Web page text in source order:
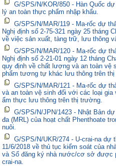
G/SPS/N/KOR/850 - Hàn Quốc
lý an toàn thực phẩm nhập khẩu.
G/SPS/N/MAR/119 - Ma-rốc dự
Nghị định số 2-75-321 ngày 25 tháng
về việc sản xuất, tàng trữ, lưu thông
G/SPS/N/MAR/120 - Ma-rốc dự
Nghị định số 2-21-01 ngày 12 tháng
quy định về chất lượng và an toàn
phẩm tương tự khác lưu thông trên thị
G/SPS/N/MAR/121 - Ma-rốc dự
và an toàn vệ sinh đối với các loại
ẩm thực lưu thông trên thị trường.
G/SPS/N/JPN/1423 - Nhật Bản
đa (MRL) của hoạt chất Phenthoate
nuôi.
G/SPS/N/UKR/274 - U-crai-na dự
11/6/2018 về thủ tục kiểm soát của
và Sổ đăng ký nhà nước/cơ sở được
crai-na.